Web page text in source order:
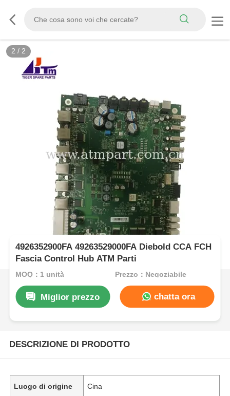
2 / 2
4926352900FA 49263529000FA Diebold CCA FCH
Fascia Control Hub ATM Parti
MOQ：1 unità Prezzo：Negoziabile
Miglior prezzo chatta ora
DESCRIZIONE DI PRODOTTO
Luogo di origine Cina